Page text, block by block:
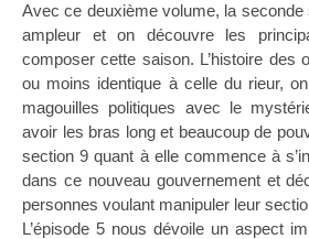
Avec ce deuxième volume, la seconde
ampleur et on découvre les
composer cette saison. L’histoire des
ou moins identique à celle du rieur,
magouilles politiques avec le
avoir les bras long et beaucoup de
section 9 quant à elle commence à
dans ce nouveau gouvernement et
personnes voulant manipuler leur
L’épisode 5 nous dévoile un aspect